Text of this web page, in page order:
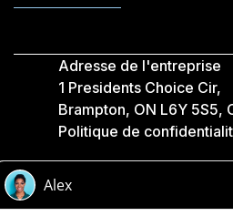
Adresse de l'entreprise
1 Presidents Choice Cir,
Brampton, ON L6Y 5S5,
Politique de
Accessibilité